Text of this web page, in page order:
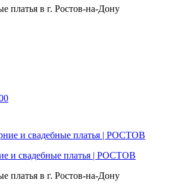
платья в г. Ростов-на-Дону
и свадебные платья | РОСТОВ
платья в г. Ростов-на-Дону